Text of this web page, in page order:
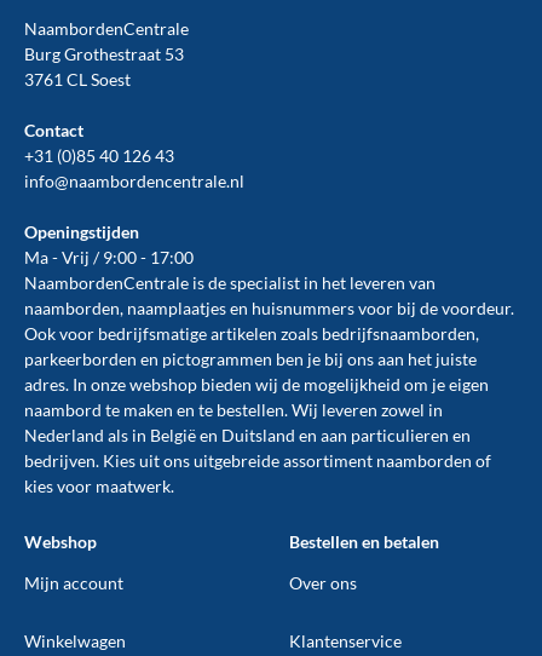
NaambordenCentrale
Burg Grothestraat 53
3761 CL Soest
Contact
+31 (0)85 40 126 43
info@naambordencentrale.nl
Openingstijden
Ma - Vrij / 9:00 - 17:00
NaambordenCentrale is de specialist in het leveren van
naamborden, naamplaatjes en huisnummers voor bij devoordeur.
Ook voor bedrijfsmatige artikelen zoals bedrijfsnaamborden,
parkeerborden en pictogrammen ben je bij ons aan het juiste
adres. In onze webshop bieden wij de mogelijkheid om je eigen
naambord te maken en te bestellen. Wij leveren zowel in
Nederland als in België en Duitsland en aan particulieren en
bedrijven. Kies uit ons uitgebreide assortiment naamborden of
kies voor maatwerk.
Webshop
Mijn account
Winkelwagen
Bestellen en betalen
Over ons
Klantenservice